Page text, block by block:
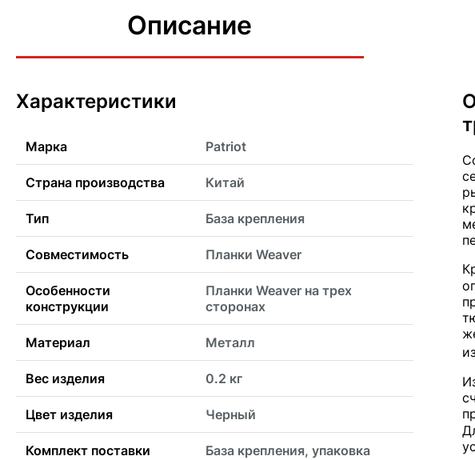
Описание
Характеристики
Марка Patriot
Страна производства Китай
Тип База крепления
Совместимость Планки Weaver
Особенности
конструкции
Планки Weaver на трех
сторонах
Материал Металл
Вес изделия 0.2 кг
Цвет изделия Черный
Комплект поставки База крепления, упаковка